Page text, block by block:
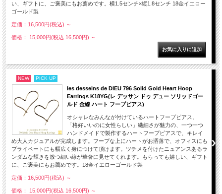
い、ギフトに、ご褒美にもお薦めです。横1.5センチ×縦1.8センチ 18金イエロー
ゴールド製
定価：16,500円(税込) ～
価格： 15,000円(税込 16,500円) ～
NEW PICK UP
les desseins de DIEU 796 Solid Gold Heart Hoop
Earrings K18YG(レ デッサン ドゥ デュー ソリッドゴー
ルド 金線 ハート フープピアス)
オシャレなみんなが付けているハートフープピアス。
「格好いいのに女性らしい」繊細さが魅力の、一つ一つ
ハンドメイドで製作するハートフープピアスで、キレイ
め大人カジュアルが完成します。フープな上にハートがお洒落で、オフィスにも
プライベートにも幅広く身につけて頂けます。ツチメを付けたニュアンスあるラ
ンダムな輝きを放つ細い線が華奢に見せてくれます。もらっても嬉しい、ギフト
に、ご褒美にもお薦めです。18金イエローゴールド製
定価：16,500円(税込) ～
価格： 15,000円(税込 16,500円) ～